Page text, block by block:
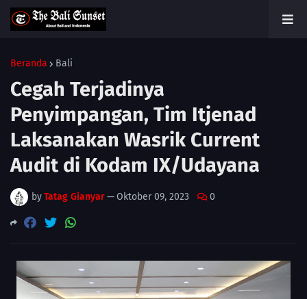
Beranda Bali
Cegah Terjadinya
Penyimpangan, Tim Itjenad
Laksanakan Wasrik Current
Audit di Kodam IX/Udayana
byTatag Gianyar—Oktober 09, 2023 0